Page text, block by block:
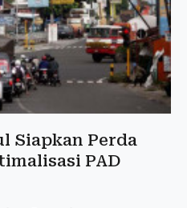
Siapkan Perda
PAD